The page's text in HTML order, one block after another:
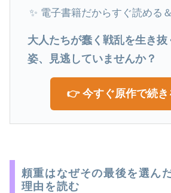
✨ 電子書籍だからすぐ読める
大人たちが蠢く戦乱を生き抜
姿、見逃していませんか？
👉 今すぐ原作で続き
頼重はなぜその最後を選ん
理由を読む